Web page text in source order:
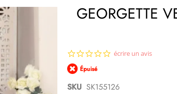
GEORGETTE
0.0
écrire un avis
Épuisé
SKU SK155126